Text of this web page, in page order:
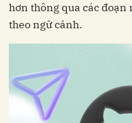
hơn thông qua các đoạn
theo ngữ cảnh.